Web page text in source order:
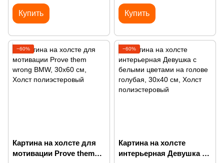
Купить
последним Ferrari
Купить
−60%
Картина на холсте для
мотивации Prove them
−60%
Картина на холсте
интерьерная Девушка с